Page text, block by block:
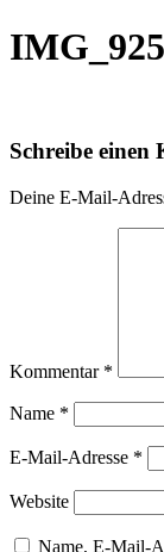
Schreibe einen
Deine E-Mail-
Kommentar *
Name *
E-Mail-Adresse *
Website
Name, E-Mail-